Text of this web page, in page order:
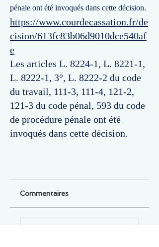
pénale ont été invoqués dans cette décision.
https://www.courdecassation.fr/de
cision/613fc83b06d9010dce540af
e
Les articles L. 8224-1, L. 8221-1,
L. 8222-1, 3°, L. 8222-2 du code
du travail, 111-3, 111-4, 121-2,
121-3 du code pénal, 593 du code
de procédure pénale ont été
invoqués dans cette décision.
Commentaires